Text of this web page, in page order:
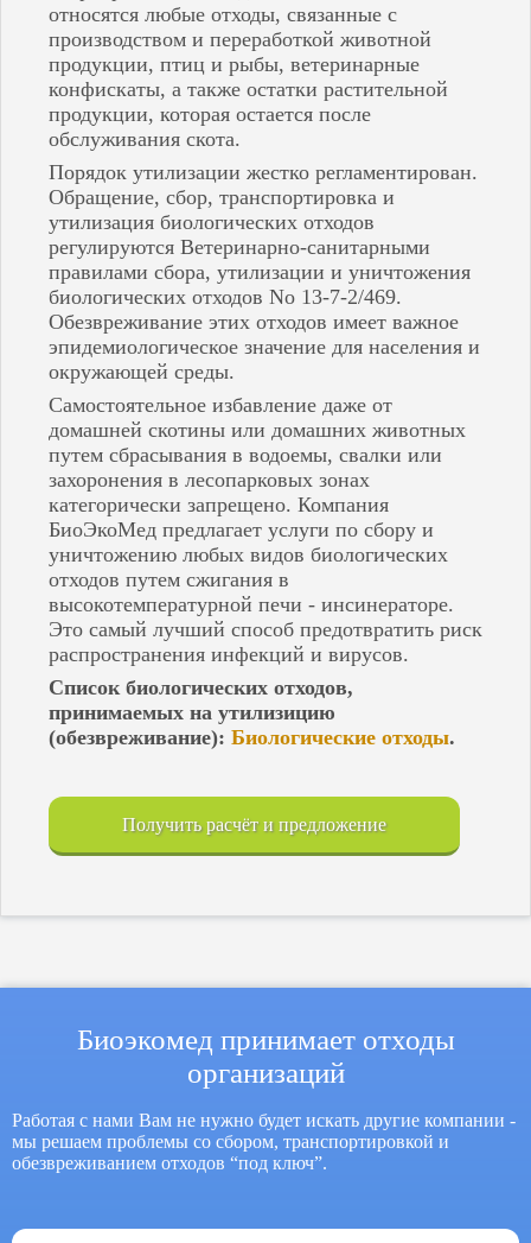
Никольск
Новокуйбышевск
Новотроицк
Новоульяновск
Новочебоксарск
Октябрьский
Оренбург
Орск
Павлово
Пенза
Пермь
Пугачёв
Рузаевка
Салават
Самара
Саранск
Саратов
Саров
Семенов
Сердобск
Сибай
Слободской
Соликамск
Соль-Илецк
Спасск
Стерлитамак
Сызрань
Тольятти
Туймазы
Ундоры
Урюпинск
Уфа
Хвалынск
Чайковский
Чебоксары
Чистополь
Энгельс
относятся любые отходы, связанные с
производством и переработкой животной
продукции, птиц и рыбы, ветеринарные
конфискаты, а также остатки растительной
продукции, которая остается после
обслуживания скота.
Порядок утилизации жестко регламентирован.
Обращение, сбор, транспортировка и
утилизация биологических отходов
регулируются Ветеринарно-санитарными
правилами сбора, утилизации и уничтожения
биологических отходов No 13-7-2/469.
Обезвреживание этих отходов имеет важное
эпидемиологическое значение для населения и
окружающей среды.
Самостоятельное избавление даже от
домашней скотины или домашних животных
путем сбрасывания в водоемы, свалки или
захоронения в лесопарковых зонах
категорически запрещено. Компания
БиоЭкоМед предлагает услуги по сбору и
уничтожению любых видов биологических
отходов путем сжигания в
высокотемпературной печи - инсинераторе.
Это самый лучший способ предотвратить риск
распространения инфекций и вирусов.
Список биологических отходов,
принимаемых на утилизицию
(обезвреживание): Биологические отходы.
Получить расчёт и предложение
Биоэкомед принимает отходы
организаций
Работая с нами Вам не нужно будет искать другие компании -
мы решаем проблемы со сбором, транспортировкой и
обезвреживанием отходов “под ключ”.